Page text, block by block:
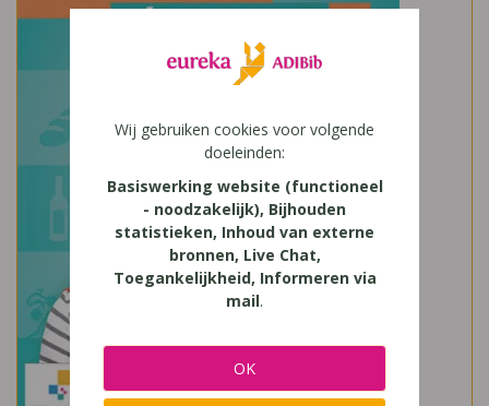
Wij gebruiken cookies voor volgende
doeleinden:
Basiswerking website (functioneel
- noodzakelijk), Bijhouden
statistieken, Inhoud van externe
bronnen, Live Chat,
Toegankelijkheid, Informeren via
mail.
OK